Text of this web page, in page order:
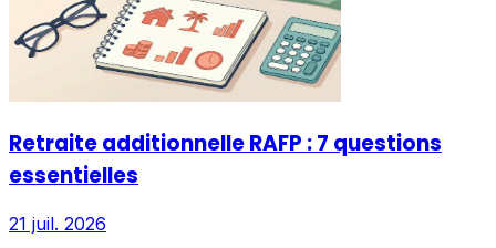
Retraite additionnelle RAFP : 7 questions
essentielles
21 juil. 2026